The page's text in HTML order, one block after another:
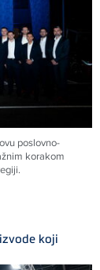
poslovno-
korakom
koji